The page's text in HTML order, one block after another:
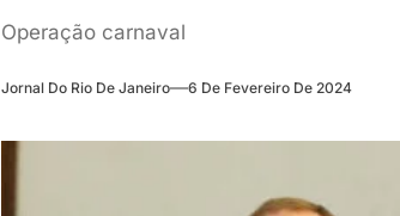
Operação carnaval
Jornal Do Rio De Janeiro 6 De Fevereiro De 2024